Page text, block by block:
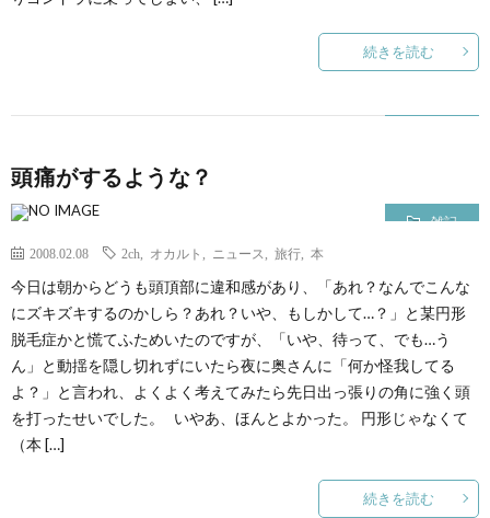
続きを読む
頭痛がするような？
雑記
2008.02.08 2ch オカルト ニュース 旅行 本
今日は朝からどうも頭頂部に違和感があり、「あれ？なんでこんな
にズキズキするのかしら？あれ？いや、もしかして…？」と某円形
脱毛症かと慌てふためいたのですが、「いや、待って、でも…う
ん」と動揺を隠し切れずにいたら夜に奥さんに「何か怪我してる
よ？」と言われ、よくよく考えてみたら先日出っ張りの角に強く頭
を打ったせいでした。 いやあ、ほんとよかった。 円形じゃなくて
（本 […]
続きを読む